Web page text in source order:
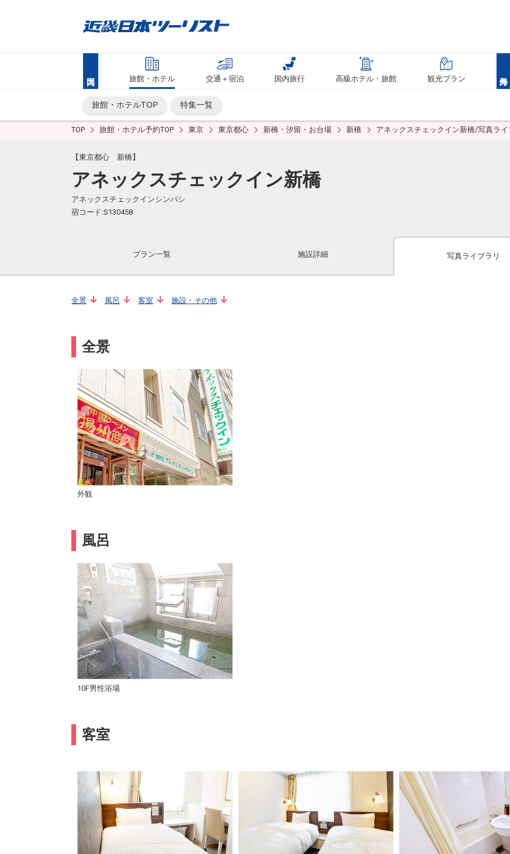
旅館・ホテル 交通＋宿泊 国内旅行 高級ホテル・旅館 観光プラン
旅館・ホテルTOP 特集一覧
TOP 旅館・ホテル予約TOP 東京 東京都心 新橋・汐留・お台場 新橋 アネックスチェックイン新橋/写真ライ
【東京都心 新橋】
アネックスチェックイン新橋
アネックスチェックインシンバシ
宿コード:S130458
プラン一覧 施設詳細 写真ライブラリ
全景 風呂 客室 施設・その他
全景
外観
風呂
10F男性浴場
客室